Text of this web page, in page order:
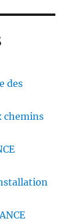
des
chemins